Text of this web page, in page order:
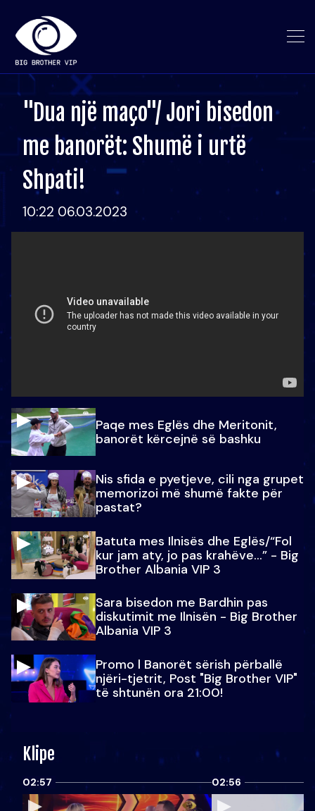
"Dua një maço"/ Jori bisedon
me banorët: Shumë i urtë
Shpati!
10:22 06.03.2023
Paqe mes Eglës dhe Meritonit,
banorët kërcejnë së bashku
Nis sfida e pyetjeve, cili nga grupet
memorizoi më shumë fakte për
pastat?
Batuta mes Ilnisës dhe Eglës/“Fol
kur jam aty, jo pas krahëve…” - Big
Brother Albania VIP 3
Sara bisedon me Bardhin pas
diskutimit me Ilnisën - Big Brother
Albania VIP 3
Promo l Banorët sërish përballë
njëri-tjetrit, Post "Big Brother VIP"
të shtunën ora 21:00!
Klipe
02:57 02:56